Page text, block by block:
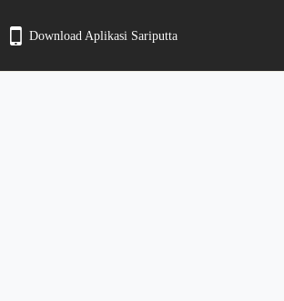
Download Aplikasi Sariputta